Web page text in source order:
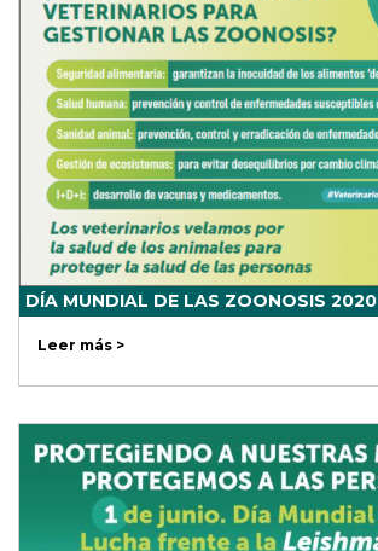
DÍA MUNDIAL DE LAS ZOONOSIS 2020
Leer más >